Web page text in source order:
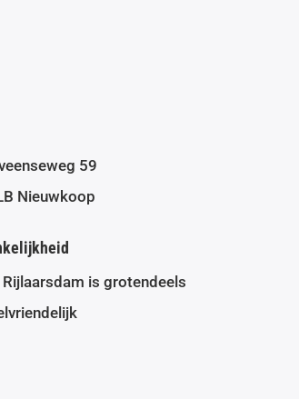
59
Nieuwkoop
Rijlaarsdam is grotendeels